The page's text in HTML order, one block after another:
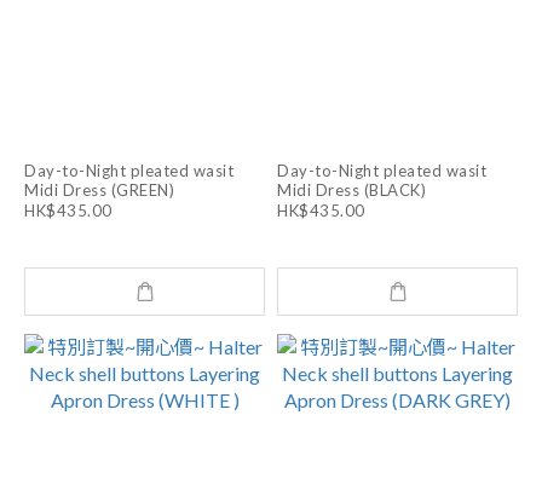
Day-to-Night pleated wasit
Midi Dress (GREEN)
HK$435.00
Day-to-Night pleated wasit
Midi Dress (BLACK)
HK$435.00